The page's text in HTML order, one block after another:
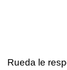
Rueda le